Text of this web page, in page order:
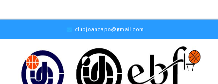
clubjoancapo@gmail.com